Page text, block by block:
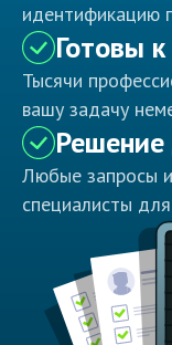
идентификацию
Готовы
Тысячи
вашу задачу
Решение
Любые запросы
специалисты